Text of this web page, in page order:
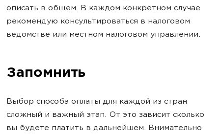
описать в общем. В каждом конкретном случае
рекомендую консультироваться в налоговом
ведомстве или местном налоговом управлении.
Запомнить
Выбор способа оплаты для каждой из стран
сложный и важный этап. От это зависит сколько
вы будете платить в дальнейшем. Внимательно